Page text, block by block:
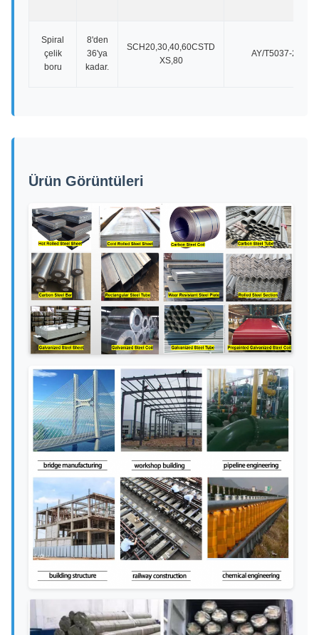
Spiral
çelik
boru
8'den
36'ya
kadar.
SCH20,30,40,60CSTD
XS,80
AY/T5037-2001
Ürün Görüntüleri